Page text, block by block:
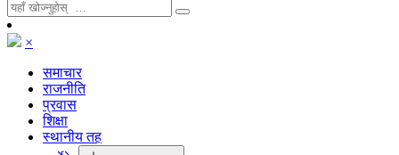
×
समाचार
राजनीति
प्रवास
शिक्षा
स्थानीय तह